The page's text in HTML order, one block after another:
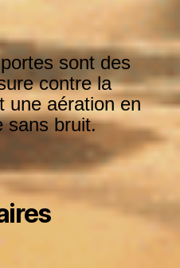
sont des
contre la
une aération en
sansbruit.